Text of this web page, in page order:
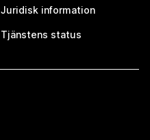
Juridisk information
Tjänstens status